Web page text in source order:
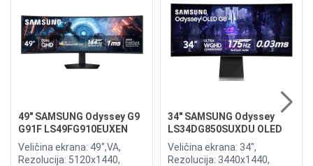
49" SAMSUNG Odyssey G9
G91F LS49FG910EUXEN
144Hz Gaming Curved
Display
Veličina ekrana: 49",VA,
Rezolucija: 5120x1440,
34" SAMSUNG Odyssey
LS34DG850SUXDU OLED
G8 175Hz Gaming Curved
Display
Veličina ekrana: 34",
Rezolucija: 3440x1440,